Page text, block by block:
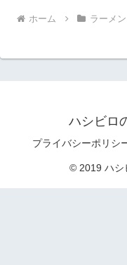
ホーム ラーメン
ハシビロ
プライバシーポリシ
© 2019 ハシ